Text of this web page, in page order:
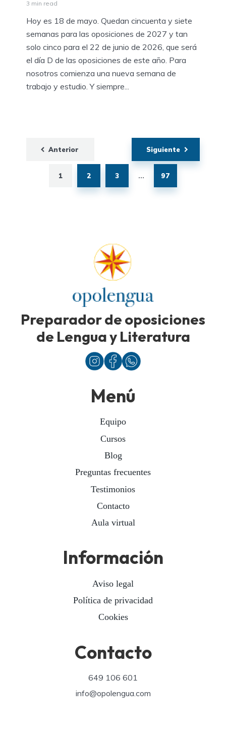
3 min read
Hoy es 18 de mayo. Quedan cincuenta y siete
semanas para las oposiciones de 2027 y tan
solo cinco para el 22 de junio de 2026, que será
el día D de las oposiciones de este año. Para
nosotros comienza una nueva semana de
trabajo y estudio. Y siempre...
Anterior
Paginación
entradas
1 2 3 … 97
Siguiente
Preparador de oposiciones
de Lengua y Literatura
Menú
Equipo
Cursos
Blog
Preguntas frecuentes
Testimonios
Contacto
Aula virtual
Información
Aviso legal
Política de privacidad
Cookies
Contacto
649 106 601
info@opolengua.com